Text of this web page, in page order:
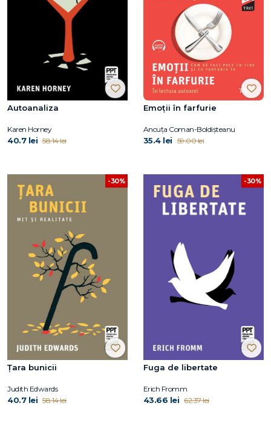
Autoanaliza
Karen Horney
40.7 lei 58.14 lei
Emoții în farfurie
Ancuța Coman-Boldișteanu
35.4 lei 59.00 lei
-30%
Țara bunicii
Judith Edwards
40.7 lei 58.14 lei
-30%
Fuga de libertate
Erich Fromm
43.66 lei 62.37 lei